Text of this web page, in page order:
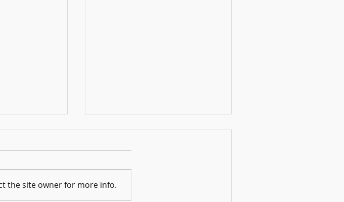
the site owner for more info.